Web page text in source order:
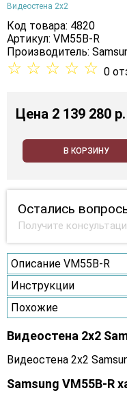
Видеостена 2x2
Код товара: 4820
Артикул: VM55B-R
Производитель:
☆ ☆ ☆ ☆ ☆ 0
Цена 2 139 280 p.
В КОРЗИНУ
Остались
Получите
Описание VM55B-R
Инструкции
Похожие
Видеостена 2x2
Видеостена 2x2
Samsung VM55B-R